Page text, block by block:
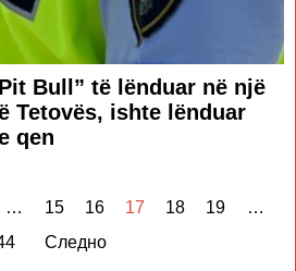
Bull” të lënduar në një
Tetovës, ishte lënduar
qen
… 15 16 17 18 19
…
Следно